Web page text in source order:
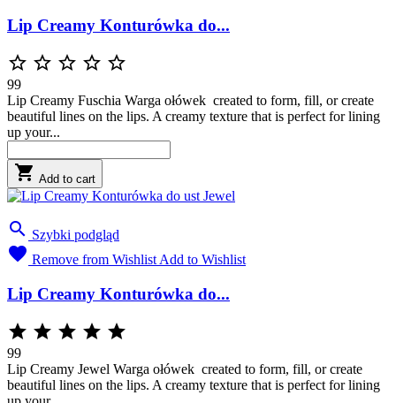
Lip Creamy Konturówka do...
    
99
Lip Creamy Fuschia Warga ołówek created to form, fill, or create
beautiful lines on the lips. A creamy texture that is perfect for lining
up your...
 Add to cart
 Szybki podgląd
 Remove from Wishlist Add to Wishlist
Lip Creamy Konturówka do...
    
99
Lip Creamy Jewel Warga ołówek created to form, fill, or create
beautiful lines on the lips. A creamy texture that is perfect for lining